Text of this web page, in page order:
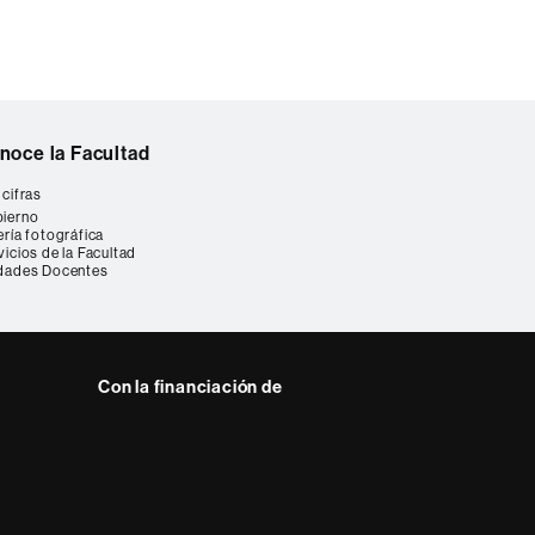
la Facultad
cifras
fotográfica
de la Facultad
Docentes
Con la financiación de